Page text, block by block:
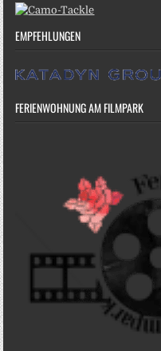
EMPFEHLUNGEN
FERIENWOHNUNG AM FILMPARK